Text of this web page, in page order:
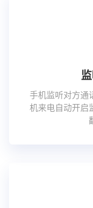
手机监听对方通
机来电自动开启